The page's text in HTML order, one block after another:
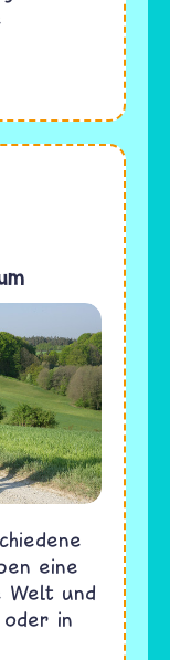
eine
Welt und
oder in